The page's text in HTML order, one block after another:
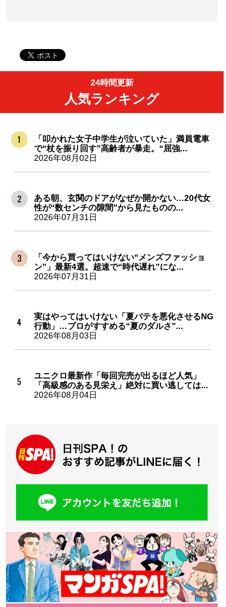
24時間更新
人気ランキング
「叩かれた女子中学生が泣いていた」満員電車
で“杖を振り回す”高齢者が暴走。“屈強...
2026年08月02日
ある朝、玄関のドアがなぜか開かない…20代女
性が“数センチの隙間”から見たものの...
2026年07月31日
「今から買ってはいけない“メンズファッショ
ン”」最新4選。超速で“時代遅れ”にな...
2026年07月31日
実はやってはいけない「夏バテを悪化させるNG
行動」…プロがすすめる“夏のダルさ”...
2026年08月03日
ユニクロ最新作「毎回完売が出るほど人気」
「高級感のある見栄え」絶対に買い逃しては...
2026年08月04日